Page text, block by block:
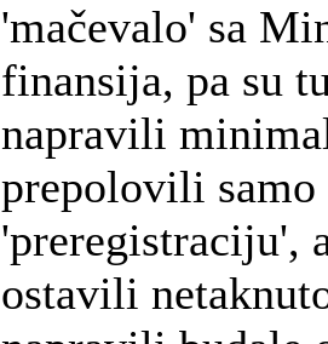
'mačevalo' sa
finansija, pa su
napravili
prepolovili samo
'preregistraciju',
ostavili